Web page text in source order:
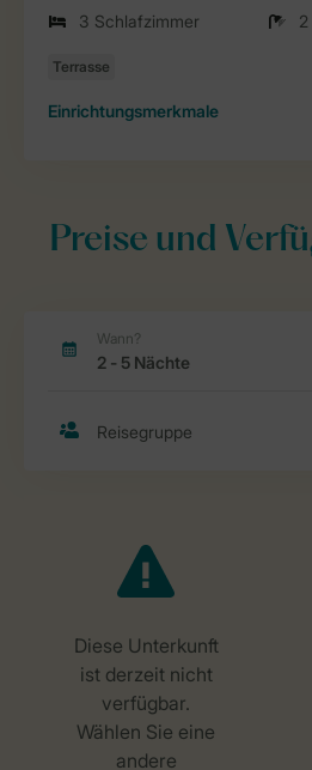
3 Schlafzimmer
Einrichtungsmerkmale
Preise und